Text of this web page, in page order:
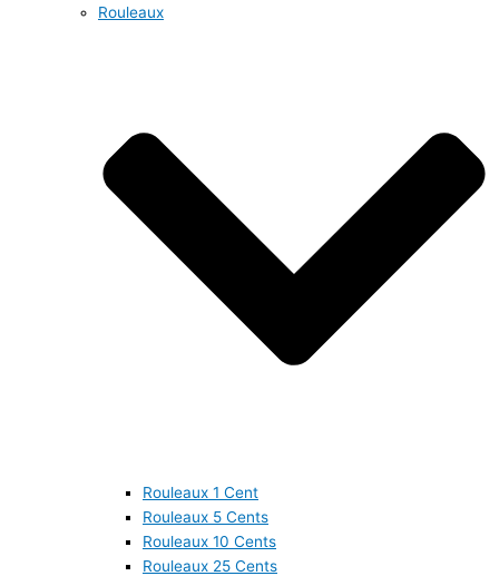
Rouleaux
Rouleaux 1 Cent
Rouleaux 5 Cents
Rouleaux 10 Cents
Rouleaux 25 Cents